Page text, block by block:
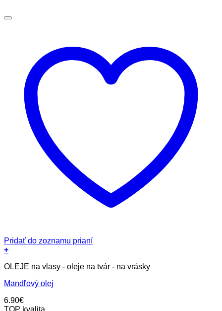
Pridať do zoznamu prianí
+
OLEJE na vlasy - oleje na tvár - na vrásky
Mandľový olej
6.90€